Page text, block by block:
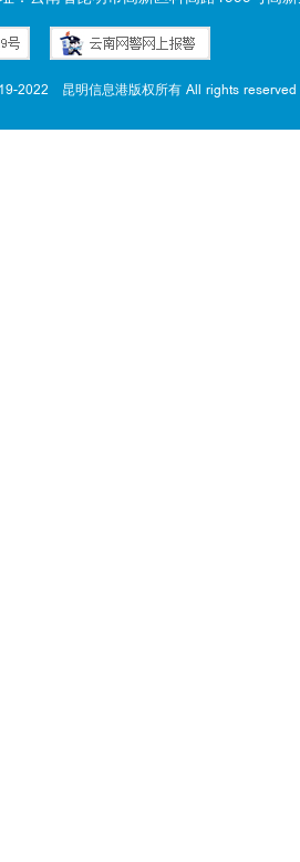
2022 昆明信息港版权所有 All rights reserved